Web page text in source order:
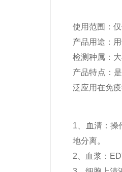
使用范围：
产品用途：
检测种属：
产品特点：
泛应用在免
1、血清：操
地分离。
2、血浆：